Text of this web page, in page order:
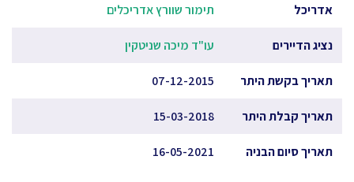
אדריכל תימור שוורץ אדריכלים
נציג הדיירים עו"ד מיכה שניטקין
תאריך בקשת היתר 07-12-2015
תאריך קבלת היתר 15-03-2018
תאריך סיום הבניה 16-05-2021